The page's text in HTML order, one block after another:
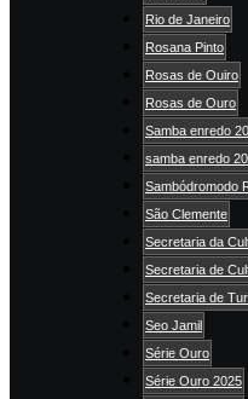
Rio de Janeiro
Rosana Pinto
Rosas de Ouiro
Rosas de Ouro
Samba enredo
samba enredo
Sambódromodo
São Clemente
Secretaria da
Secretaria de
Secretaria de
Seo Jamil
Série Ouro
Série Ouro 2025